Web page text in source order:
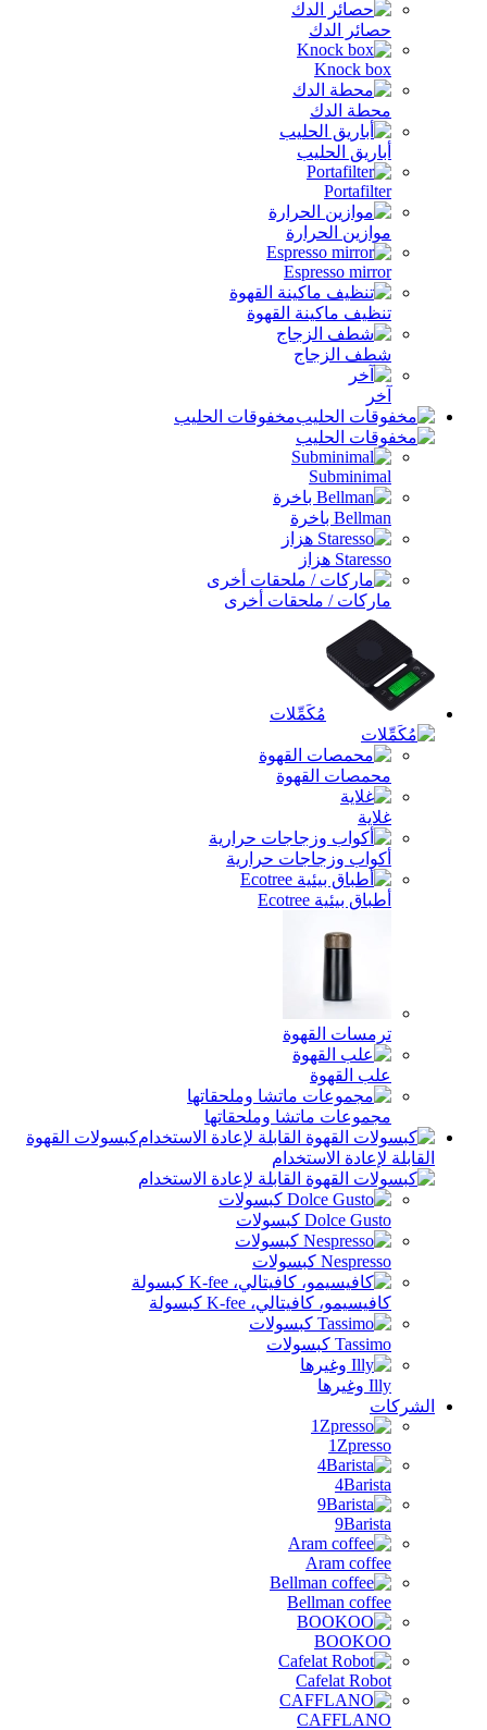
حصائر الدك
Knock box
محطة الدك
أباريق الحليب
Portafilter
موازين الحرارة
Espresso mirror
تنظيف ماكينة القهوة
شطف الزجاج
آخر
مخفوقات الحليب
Subminimal
Bellman باخرة
Staresso هزاز
ماركات / ملحقات أخرى
مُكَمِّلات
محمصات القهوة
غلاية
أكواب وزجاجات حرارية
أطباق بيئية Ecotree
ترمسات القهوة
علب القهوة
مجموعات ماتشا وملحقاتها
كبسولات القهوة
القابلة لإعادة الاستخدام
Dolce Gusto كبسولات
Nespresso كبسولات
كافيسيمو، كافيتالي، K-fee كبسولة
Tassimo كبسولات
Illy وغيرها
الشركات
1Zpresso
4Barista
9Barista
Aram coffee
Bellman coffee
BOOKOO
Cafelat Robot
CAFFLANO